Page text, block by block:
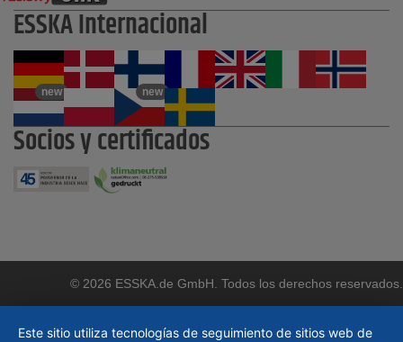
ESSKA Internacional
new new
Socios y certificados
© 2026 ESSKA.de GmbH. Todos los derechos reservados.
Este sitio utiliza tecnologías de seguimiento de sitios web de